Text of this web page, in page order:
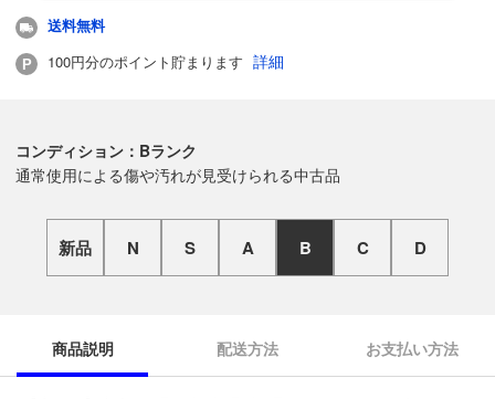
送料無料
100円分のポイント貯まります 詳細
コンディション：Bランク
通常使用による傷や汚れが見受けられる中古品
新品 N S A B C D
商品説明 配送方法 お支払い方法